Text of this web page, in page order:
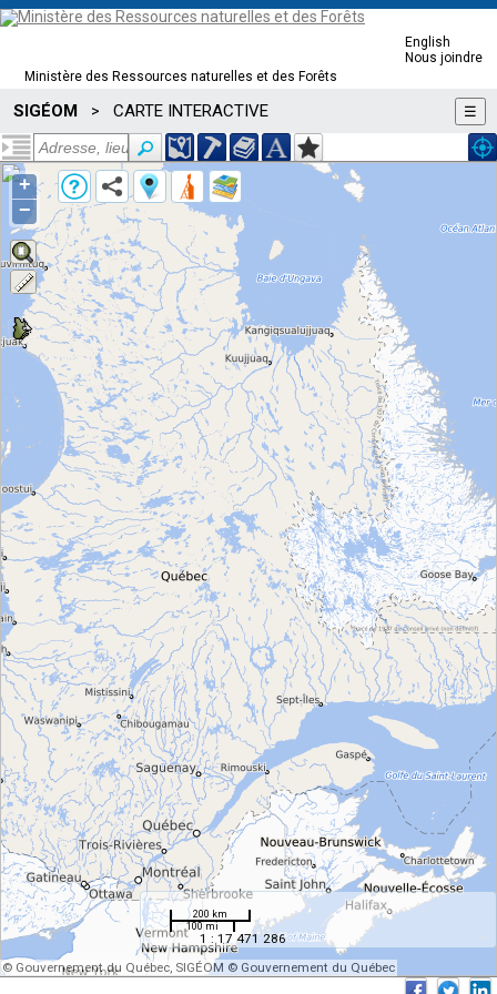
Ministère des Ressources naturelles et des Forêts
English
Nous joindre
SIGÉOM > CARTE INTERACTIVE ☰
200 km
100 mi
1 : 17 471 286
© Gouvernement du Québec, SIGÉOM © Gouvernement du Québec
+
−